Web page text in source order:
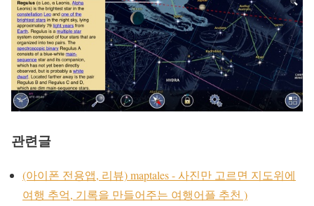
관련글
(아이폰 전용앱, 리뷰) maptales - 사진만 고르면 지도위에
여행 추억, 기록을 만들어주는 여행어플 추천 )